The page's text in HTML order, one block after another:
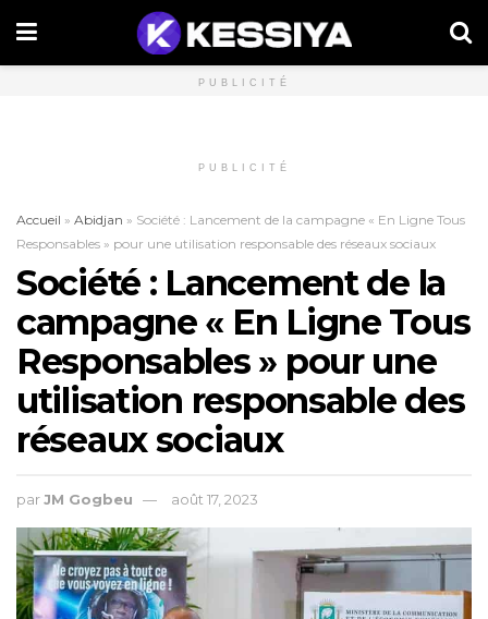
PUBLICITÉ
PUBLICITÉ
Accueil » Abidjan » Société : Lancement de la campagne « En Ligne Tous
Responsables » pour une utilisation responsable des réseaux sociaux
Société : Lancement de la
campagne « En Ligne Tous
Responsables » pour une
utilisation responsable des
réseaux sociaux
parJM Gogbeu août 17, 2023